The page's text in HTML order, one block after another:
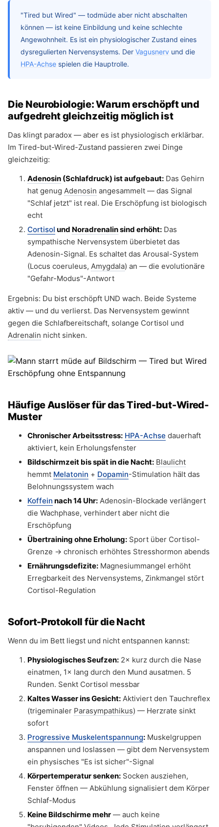
"Tired but Wired" — todmüde aber nicht abschalten
können — ist keine Einbildung und keine schlechte
Angewohnheit. Es ist ein physiologischer Zustand eines
dysregulierten Nervensystems. Der Vagusnerv und die
HPA-Achse spielen die Hauptrolle.
Die Neurobiologie: Warum erschöpft und
aufgedreht gleichzeitig möglich ist
Das klingt paradox — aber es ist physiologisch erklärbar.
Im Tired-but-Wired-Zustand passieren zwei Dinge
gleichzeitig:
Adenosin (Schlafdruck) ist aufgebaut: Das Gehirn
hat genug Adenosin angesammelt — das Signal
"Schlaf jetzt" ist real. Die Erschöpfung ist biologisch
echt
Cortisol und Noradrenalinsind erhöht: Das
sympathische Nervensystem überbietet das
Adenosin-Signal. Es schaltet das Arousal-System
(Locus coeruleus, Amygdala) an — die evolutionäre
"Gefahr-Modus"-Antwort
Ergebnis: Du bist erschöpft UND wach. Beide Systeme
aktiv — und du verlierst. Das Nervensystem gewinnt
gegen die Schlafbereitschaft, solange Cortisol und
Adrenalin nicht sinken.
Häufige Auslöser für das Tired-but-Wired-
Muster
Chronischer Arbeitsstress: HPA-Achse dauerhaft
aktiviert, kein Erholungsfenster
Bildschirmzeit bis spät in die Nacht: Blaulicht
hemmt Melatonin + Dopamin-Stimulation hält das
Belohnungssystem wach
Koffein nach 14 Uhr: Adenosin-Blockade verlängert
die Wachphase, verhindert aber nicht die
Erschöpfung
Übertraining ohne Erholung: Sport über Cortisol-
Grenze → chronisch erhöhtes Stresshormon abends
Ernährungsdefizite: Magnesiummangel erhöht
Erregbarkeit des Nervensystems, Zinkmangel stört
Cortisol-Regulation
Sofort-Protokoll für die Nacht
Wenn du im Bett liegst und nicht entspannen kannst:
Physiologisches Seufzen: 2× kurz durch die Nase
einatmen, 1× lang durch den Mund ausatmen. 5
Runden. Senkt Cortisol messbar
Kaltes Wasser ins Gesicht: Aktiviert den Tauchreflex
(trigeminaler Parasympathikus) — Herzrate sinkt
sofort
Progressive Muskelentspannung: Muskelgruppen
anspannen und loslassen — gibt dem Nervensystem
ein physisches "Es ist sicher"-Signal
Körpertemperatur senken: Socken ausziehen,
Fenster öffnen — Abkühlung signalisiert dem Körper
Schlaf-Modus
Keine Bildschirme mehr — auch keine